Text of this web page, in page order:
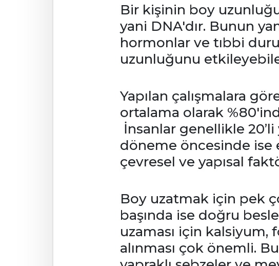
Bir kişinin boy
yani DNA'dır. Bunun
hormonlar ve tıbbi
uzunluğunu
Yapılan çalışmalara
ortalama olarak
İnsanlar genellikle
döneme öncesinde
çevresel ve yapısal
Boy uzatmak için pek
başında ise doğru
uzaması için
alınması çok önemli.